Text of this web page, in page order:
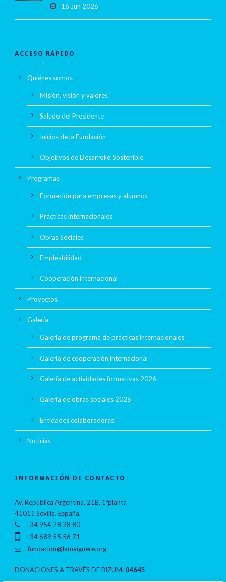
16 Jun 2026
ACCESO RÁPIDO
Quiénes somos
Misión, visión y valores
Saludo del Presidente
Inicios de la Fundación
Objetivos de Desarrollo Sostenible
Programas
Formación para empresas y alumnos
Prácticas internacionales
Obras Sociales
Empleabilidad
Cooperación internacional
Proyectos
Galería
Galería de programa de prácticas internacionales
Galería de cooperación internacional
Galería de actividades formativas 2026
Galería de obras sociales 2026
Entidades colaboradoras
Noticias
INFORMACIÓN DE CONTACTO
Av. República Argentina, 21B, 1ªplanta
41011 Sevilla, España.
+34 954 28 28 80
+34 689 55 56 71
fundacion@lamaignere.org
DONACIONES A TRAVÉS DE BIZUM: 04645